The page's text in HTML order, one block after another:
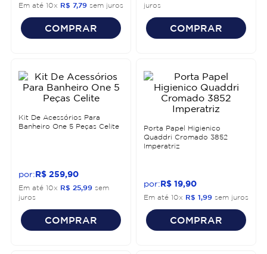
Em até 10x R$ 7,79 sem juros
COMPRAR
juros
COMPRAR
Kit De Acessórios Para
Banheiro One 5 Peças Celite
R$ 259 90
Em até 10x R$ 25 99 sem
juros
COMPRAR
Porta Papel Higienico
Quaddri Cromado 3852
Imperatriz
R$ 19 90
Em até 10x R$ 1 99 sem juros
COMPRAR